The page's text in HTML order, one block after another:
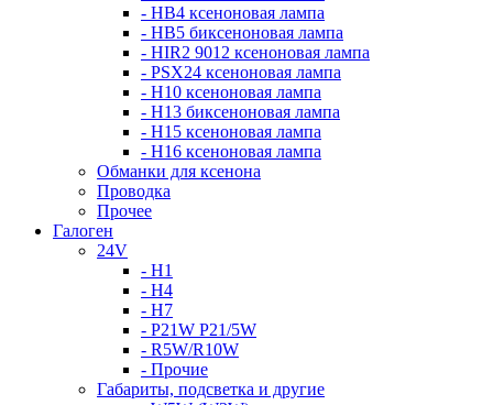
- HB4 ксеноновая лампа
- HB5 биксеноновая лампа
- HIR2 9012 ксеноновая лампа
- PSX24 ксеноновая лампа
- H10 ксеноновая лампа
- H13 биксеноновая лампа
- H15 ксеноновая лампа
- H16 ксеноновая лампа
Обманки для ксенона
Проводка
Прочее
Галоген
24V
- H1
- H4
- H7
- P21W P21/5W
- R5W/R10W
- Прочие
Габариты, подсветка и другие